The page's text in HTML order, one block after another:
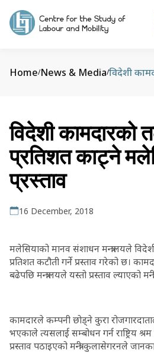
Home/News & Media/
विदेशी कामदारको
प्रतिशत काट्ने
प्रस्ताव
16 December, 2018
मलेसियाको मानव संशाधन मन्त्रालयले
प्रतिशत कटौती गर्ने प्रस्ताव गरेको छ।
बढेपछि मन्त्रालयले यस्तो प्रस्ताव ल्याएको
कामदारले कम्पनी छोड्ने कुरा
भएकाले त्यसलाई सम्बोधन गर्न राष्ट्रिय
प्रस्ताव पठाइएको मन्त्री कुलासेगरनले